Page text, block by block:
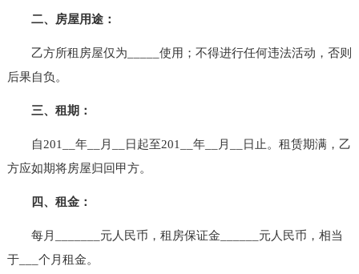
二、房屋用途：
乙方所租房屋仅为_____使用；不得进行任何违法活动，否则
后果自负。
三、租期：
自201__年__月__日起至201__年__月__日止。租赁期满，乙
方应如期将房屋归回甲方。
四、租金：
每月_______元人民币，租房保证金______元人民币，相当
于___个月租金。